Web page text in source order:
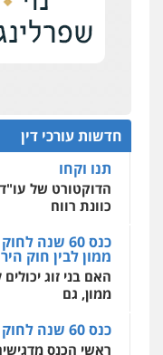
אסירים
חדשות עורכי דין
מחוז מרכז לפני
הדוקטורט של עו"ד
כוונת רווח
כנס 60 שנה
ממון לבין חוק
האם בני זוג
כנס 60 שנה לחוק הירושה
ראשי הכנס
שמחייבת שינויי
חפץ חשוד